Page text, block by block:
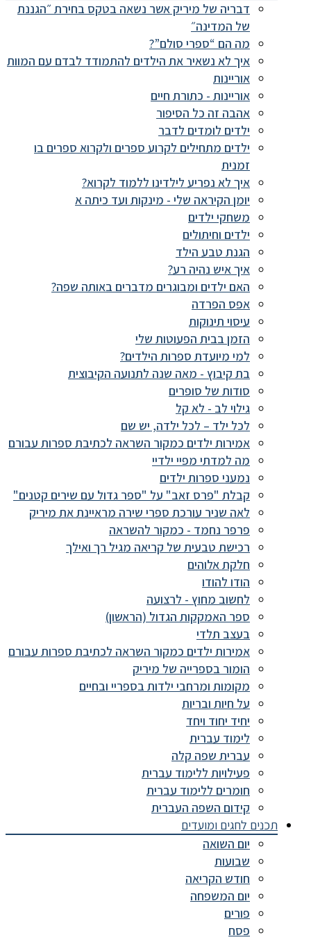
דבריה של מיריק אשר נשאה בטקס בחירת ״הגננת
של המדינה״
מה הם “ספרי סולם”?
איך לא נשאיר את הילדים להתמודד לבדם עם המוות
אוריינות
אוריינות - כתורת חיים
אהבה זה כל הסיפור
ילדים לומדים לדבר
ילדים מתחילים לקרוע ספרים ולקרוא ספרים בו
זמנית
איך לא נפריע לילדינו ללמוד לקרוא?
יומן הקיראה שלי - מינקות ועד כיתה א
משחקי ילדים
ילדים וחיתולים
הגנת טבע הילד
איך איש נהיה רע?
האם ילדים ומבוגרים מדברים באותה שפה?
אפס הפרדה
עיסוי תינוקות
הזמן בבית הפעוטות שלי
למי מיועדת ספרות הילדים?
בת קיבוץ - מאה שנה לתנועה הקיבוצית
סודות של סופרים
גילוי לב - לא קל
לכל ילד – לכל ילדה, יש שם
אמירות ילדים כמקור השראה לכתיבת ספרות עבורם
מה למדתי מפיי ילדיי
נמעני ספרות ילדים
קבלת "פרס זאב" על "ספר גדול עם שירים קטנים"
לאה שניר עורכת ספרי שירה מראיינת את מיריק
פרפר נחמד - כמקור להשראה
רכישת טבעית של קריאה מגיל רך ואילך
חלקת אלוהים
הודו להודו
לחשוב מחוץ - לרצועה
ספר האמקקות הגדול (הראשון)
בעצב תלדי
אמירות ילדים כמקור השראה לכתיבת ספרות עבורם
הומור בספרייה של מיריק
מקומות ומרחבי ילדות בספריי ובחיים
על חיות ובריות
יחיד יחוד ויחד
לימוד עברית
עברית שפה קלה
פעילויות ללימוד עברית
חומרים ללימוד עברית
קידום השפה העברית
תכנים לחגים ומועדים
יום השואה
שבועות
חודש הקריאה
יום המשפחה
פורים
פסח